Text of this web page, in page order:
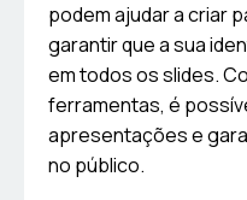
podem ajudar a criar
garantir que a sua
em todos os slides.
ferramentas, é
apresentações e
no público.